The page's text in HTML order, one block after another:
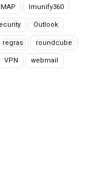
IMAP Imunify360
Outlook
regras roundcube
VPN webmail